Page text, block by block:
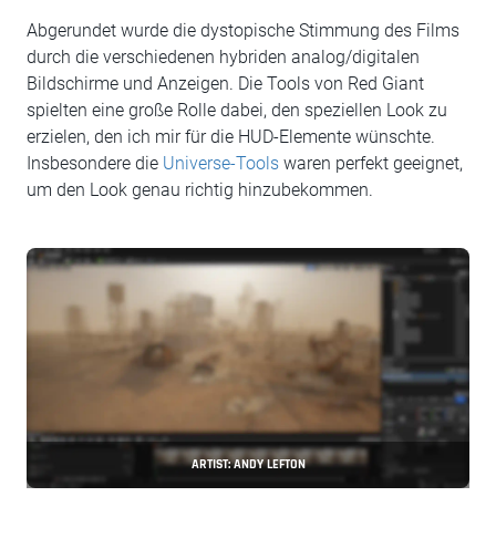
Abgerundet wurde die dystopische Stimmung des Films
durch die verschiedenen hybriden analog/digitalen
Bildschirme und Anzeigen. Die Tools von Red Giant
spielten eine große Rolle dabei, den speziellen Look zu
erzielen, den ich mir für die HUD-Elemente wünschte.
Insbesondere die Universe-Tools waren perfekt geeignet,
um den Look genau richtig hinzubekommen.
ARTIST: ANDY LEFTON